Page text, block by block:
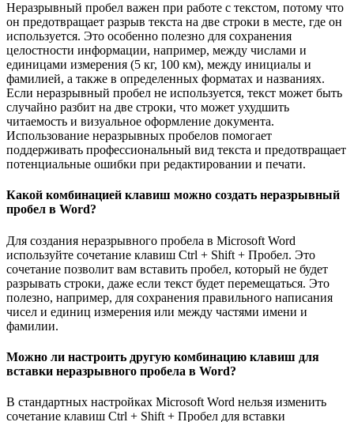
Неразрывный пробел важен при работе с текстом, потому что
он предотвращает разрыв текста на две строки в месте, где он
используется. Это особенно полезно для сохранения
целостности информации, например, между числами и
единицами измерения (5 кг, 100 км), между инициалы и
фамилией, а также в определенных форматах и названиях.
Если неразрывный пробел не используется, текст может быть
случайно разбит на две строки, что может ухудшить
читаемость и визуальное оформление документа.
Использование неразрывных пробелов помогает
поддерживать профессиональный вид текста и предотвращает
потенциальные ошибки при редактировании и печати.
Какой комбинацией клавиш можно создать неразрывный
пробел в Word?
Для создания неразрывного пробела в Microsoft Word
используйте сочетание клавиш Ctrl + Shift + Пробел. Это
сочетание позволит вам вставить пробел, который не будет
разрывать строки, даже если текст будет перемещаться. Это
полезно, например, для сохранения правильного написания
чисел и единиц измерения или между частями имени и
фамилии.
Можно ли настроить другую комбинацию клавиш для
вставки неразрывного пробела в Word?
В стандартных настройках Microsoft Word нельзя изменить
сочетание клавиш Ctrl + Shift + Пробел для вставки